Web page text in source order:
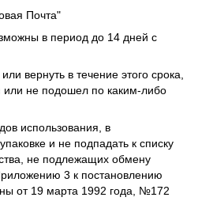
Почта"
в период до 14 дней с
вернуть в течение этого срока,
не подошел по каким-либо
использования, в
и не подпадать к списку
не подлежащих обмену
3 к постановлению
от 19 марта 1992 года, №172